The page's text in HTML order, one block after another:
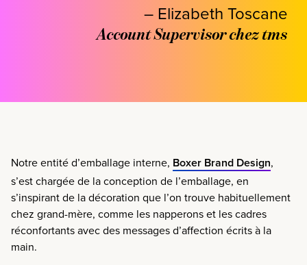
– Elizabeth Toscane
Account Supervisor chez tms
Notre entité d’emballage interne, Boxer Brand Design,
s’est chargée de la conception de l’emballage, en
s’inspirant de la décoration que l’on trouve habituellement
chez grand-mère, comme les napperons et les cadres
réconfortants avec des messages d’affection écrits à la
main.